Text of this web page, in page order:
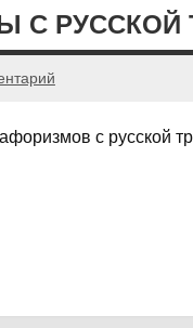
РУССКОЙ
с русской